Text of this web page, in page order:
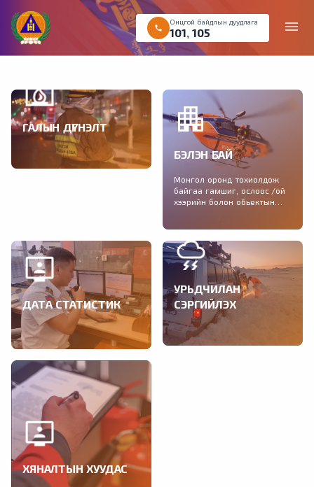
menu
call
Онцгой байдлын дуудлага
101 ,105
ГАЛЫН ДҮГНЭЛТ
Галын аюулгүй байдлын
дүгнэлт авах хүсэлтийг
БЭЛЭН БАЙ
Монгол оронд тохиолдож
байгаа гамшиг, ослоос /ой
хээрийн болон обьектын
зөвлөмжийг хүргэж байна.
ДАТА СТАТИСТИК
Тохиолдсон гамшигт үзэгдэл,
учирсан хохирол, өссөн
дүнгээр, үндсэн үзүүлэлтээр,
улсын дүн, сараар...
УРЬДЧИЛАН
СЭРГИЙЛЭХ
2021-2025 онд зохион
байгуулагдах Гамшгаас
ХЯНАЛТЫН ХУУДАС